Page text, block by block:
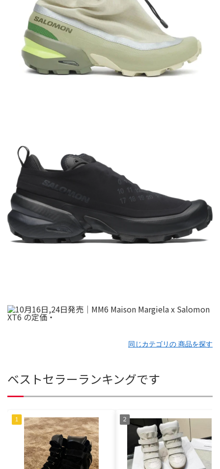
同じカテゴリの 商品を探す
ベストセラーランキングです